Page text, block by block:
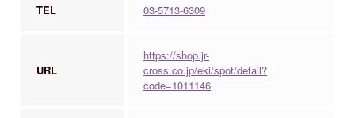
TEL 03-5713-6309
URL
https://shop.jr-
cross.co.jp/eki/spot/detail?
code=1011146